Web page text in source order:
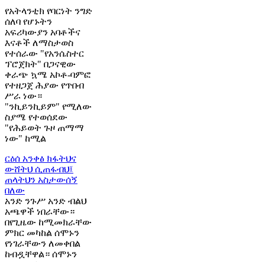
የአትላንቲክ የባርነት ንግድ
ሰለባ የሆኑትን
አፍሪካውያን አባቶችና
እናቶች ለማስታወስ
የተሰራው "የአንሴስተር
ፕሮጀክት" በጋናዊው
ቀራጭ ኳሜ አኮቶ-ባምፎ
የተዘጋጀ ሕያው የጥበብ
ሥራ ነው።
"ንኪይንኪይም" የሚለው
ስያሜ የተወሰደው
"የሕይወት ጉዞ ጠማማ
ነው" ከሚል
ርዕሰ አንቀፅ ክፋትህና
ውሸትህ ሲጠፋብህ፤
ጠላትህን አስታውሰኝ
በለው
አንድ ንጉሥ አንድ ብልህ
አጫዋች ነበራቸው።
በየጊዜው ከሚመክራቸው
ምክር መካከል ሰሞኑን
የነገራቸውን ለመቀበል
ከብዷቸዋል። ሰሞኑን